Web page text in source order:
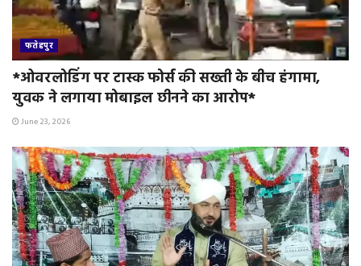
फतेहपुर
*ओवरलोडिंग पर टास्क फोर्स की सख्ती के बीच हंगामा,
युवक ने लगाया मोबाइल छीनने का आरोप*
June 23, 2026